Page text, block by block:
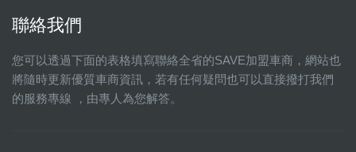
聯絡我們
您可以透過下面的表格填寫聯絡全省的SAVE加盟車商，網站也
將隨時更新優質車商資訊，若有任何疑問也可以直接撥打我們
的服務專線 ，由專人為您解答。